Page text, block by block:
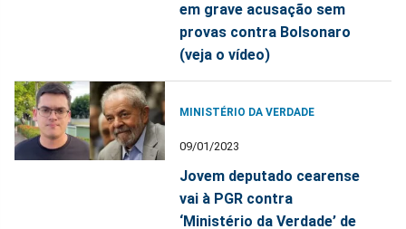
em grave acusação sem
provas contra Bolsonaro
(veja o vídeo)
MINISTÉRIO DA VERDADE
09/01/2023
Jovem deputado cearense
vai à PGR contra
‘Ministério da Verdade’ de